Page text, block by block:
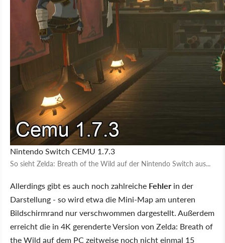
Nintendo Switch CEMU 1.7.3
So sieht Zelda: Breath of the Wild auf der Nintendo Switch aus...
Allerdings gibt es auch noch zahlreiche Fehler in der
Darstellung - so wird etwa die Mini-Map am unteren
Bildschirmrand nur verschwommen dargestellt. Außerdem
erreicht die in 4K gerenderte Version von Zelda: Breath of
the Wild auf dem PC zeitweise noch nicht einmal 15